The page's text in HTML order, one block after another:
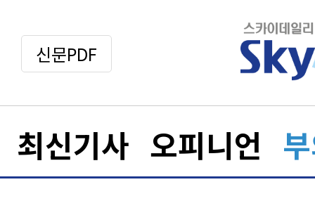
신문PDF
최신기사 오피니언